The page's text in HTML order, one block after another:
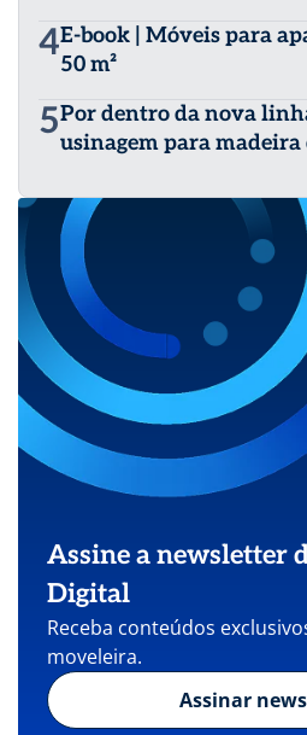
4E-book | Móveis para
50 m²
5Por dentro da nova
usinagem para madeira
Assine a newsletter
Digital
Receba conteúdos
moveleira.
Assinar